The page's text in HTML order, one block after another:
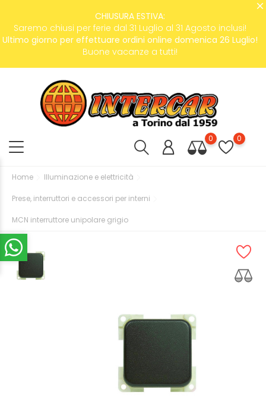
CHIUSURA ESTIVA:
Saremo chiusi per ferie dal 31 Luglio al 31 Agosto inclusi!
Ultimo giorno per effettuare ordini online domenica 26 Luglio!
Buone vacanze a tutti!
0 0
Home Illuminazione e elettricità
Prese, interruttori e accessori per interni
MCN interruttore unipolare grigio